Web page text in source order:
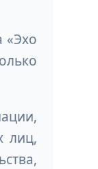
«Эхо
лиц,